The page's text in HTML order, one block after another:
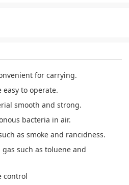
for carrying.
to operate.
smooth and strong.
bacteria in air.
such as toluene and